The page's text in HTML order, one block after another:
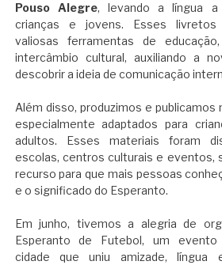
Pouso Alegre, levando a língua a
crianças e jovens. Esses
valiosas ferramentas de
intercâmbio cultural, auxiliando a
descobrir a ideia de comunicação
Além disso, produzimos e publicamos
especialmente adaptados para
adultos. Esses materiais foram
escolas, centros culturais e eventos,
recurso para que mais pessoas
e o significado do Esperanto.
Em junho, tivemos a alegria de
Esperanto de Futebol, um
cidade que uniu amizade, língua